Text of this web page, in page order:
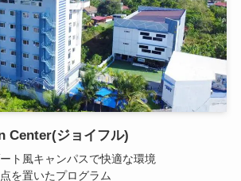
Center(ジョイフル)
ト風キャンパスで快適な環境
を置いたプログラム